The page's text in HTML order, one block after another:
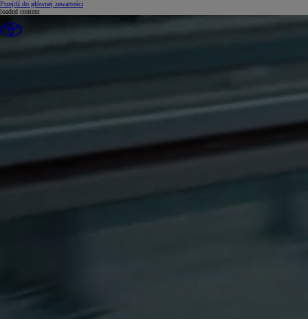
Przejdź do głównej zawartości
loaded content